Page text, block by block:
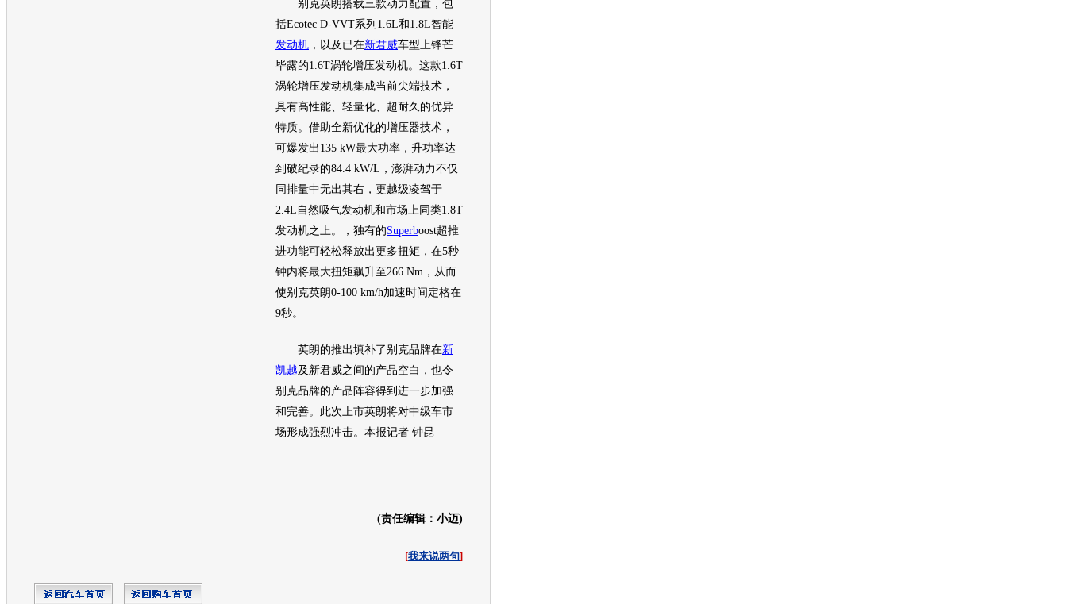
别克英朗搭载三款动力配置，包
括Ecotec D-VVT系列1.6L和1.8L智能
发动机 ，以及已在新君威车型 上锋芒
毕露的1.6T涡轮增压发动机。这款1.6T
涡轮增压发动机集成当前尖端技术，
具有高性能、轻量化、超耐久的优异
特质。借助全新优化的增压器技术，
可爆发出135 kW最大功率，升功率达
到破纪录的84.4 kW/L，澎湃动力不仅
同排量中无出其右，更越级凌驾于
2.4L自然吸气发动机和市场上同类1.8T
发动机之上。，独有的Superboost超推
进功能可轻松释放出更多扭矩，在5秒
钟内将最大扭矩飙升至266 Nm，从而
使别克英朗0-100 km/h加速时间定格在
9秒。
英朗 的推出填补了别克品牌在新
凯越及 新君威之间的产品空白，也令
别克品牌的产品阵容得到进一步加强
和完善。此次上市英朗将对中级车市
场形成强烈冲击。本报记者 钟昆
(责任编辑：小迈)
[我来说两句]